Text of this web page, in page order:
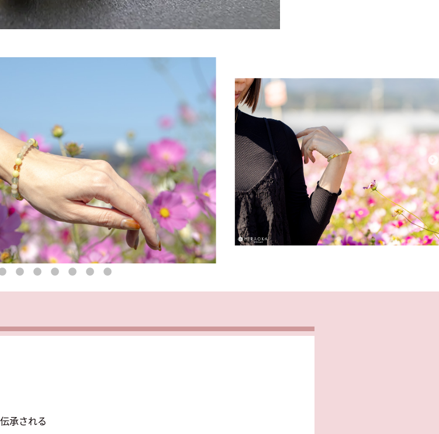
承される